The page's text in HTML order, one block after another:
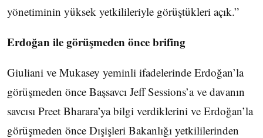
yönetiminin yüksek yetkilileriyle görüştükleri açık.”
Erdoğan ile görüşmeden önce brifing
Giuliani ve Mukasey yeminli ifadelerinde Erdoğan’la
görüşmeden önce Başsavcı Jeff Sessions’a ve davanın
savcısı Preet Bharara’ya bilgi verdiklerini ve Erdoğan’la
görüşmeden önce Dışişleri Bakanlığı yetkililerinden